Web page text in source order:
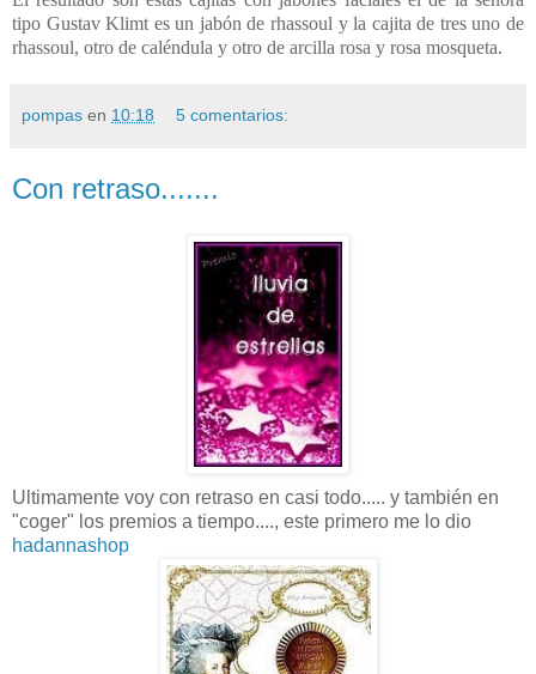
tipo Gustav Klimt es un jabón de rhassoul y la cajita de tres uno de
rhassoul, otro de caléndula y otro de arcilla rosa y rosa mosqueta.
pompas en 10:18 5 comentarios:
Con retraso.......
Ultimamente voy con retraso en casi todo..... y también en
"coger" los premios a tiempo...., este primero me lo dio
hadannashop